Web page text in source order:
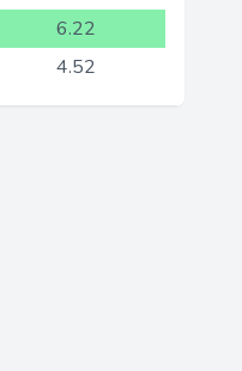
6.22
4.52